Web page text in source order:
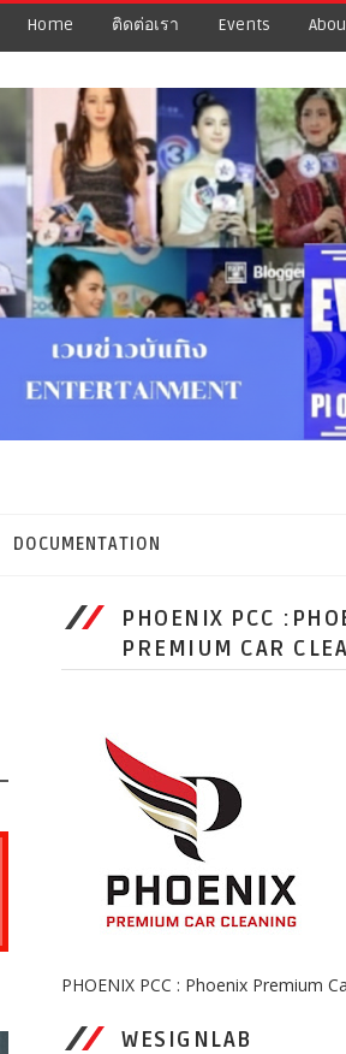
Home ติดต่อเรา Events
DOCUMENTATION
PHOENIX PCC
PREMIUM CAR
PHOENIX PCC : Phoenix Premium
WESIGNLAB